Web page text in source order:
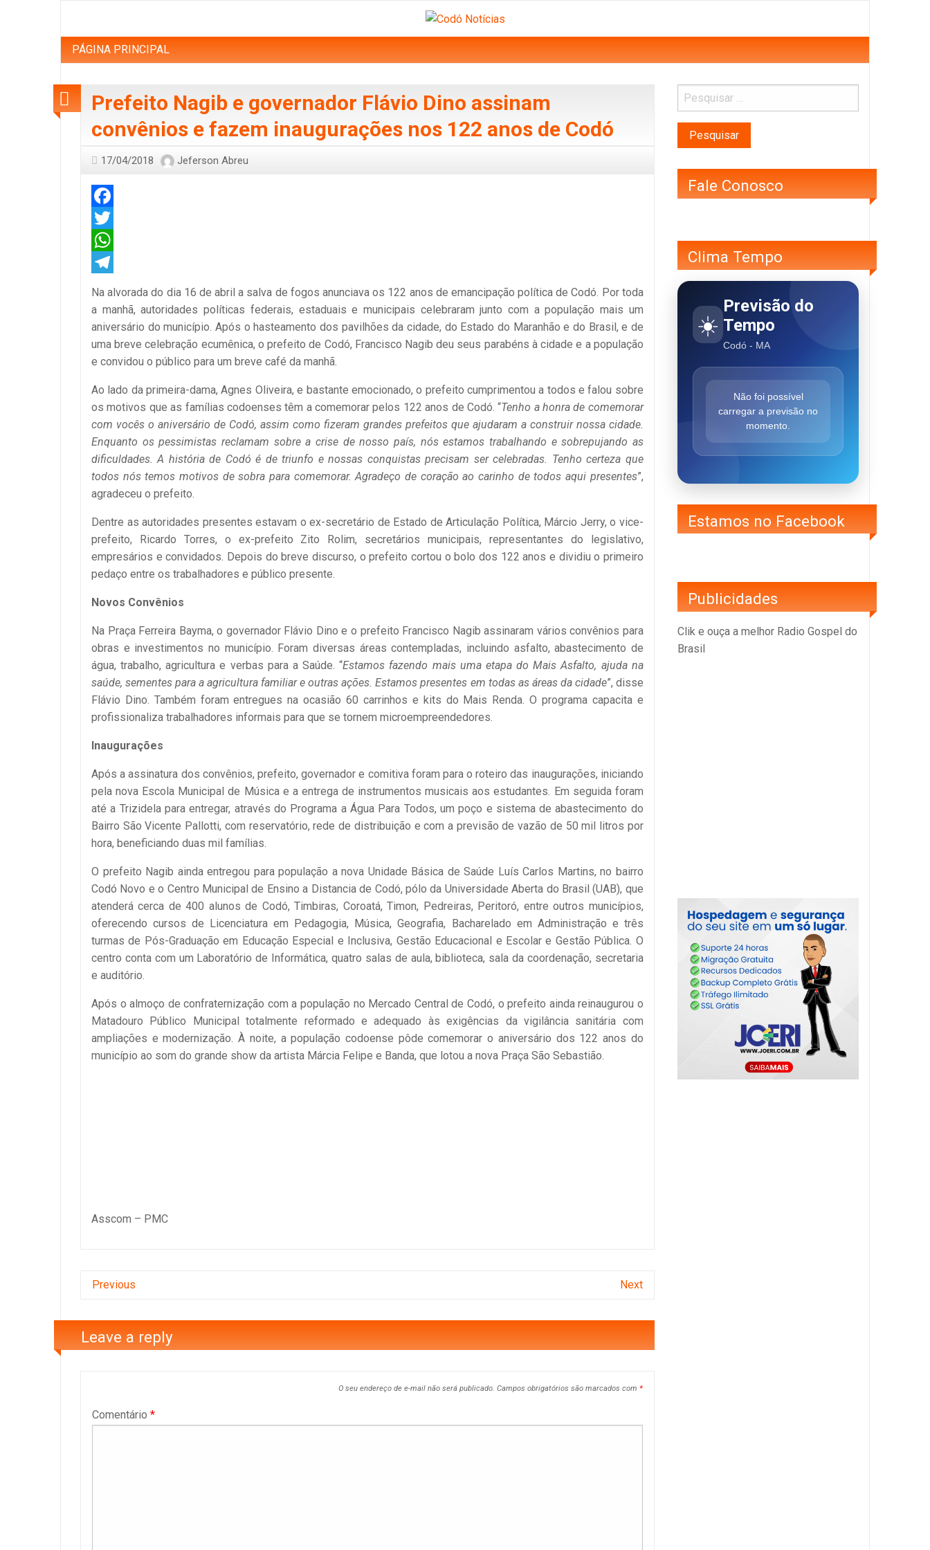
PÁGINA PRINCIPAL
Prefeito Nagib e governador Flávio Dino assinam
convênios e fazem inaugurações nos 122 anos de Codó
17/04/2018 Jeferson Abreu
Facebook
Twitter
WhatsApp
Na alvorada do dia 16 de abril a salva de fogos anunciava os 122 anos de emancipação política de Codó. Por toda
a manhã, autoridades políticas federais, estaduais e municipais celebraram junto com a população mais um
aniversário do município. Após o hasteamento dos pavilhões da cidade, do Estado do Maranhão e do Brasil, e de
uma breve celebração ecumênica, o prefeito de Codó, Francisco Nagib deu seus parabéns à cidade e a população
e convidou o público para um breve café da manhã.
Ao lado da primeira-dama, Agnes Oliveira, e bastante emocionado, o prefeito cumprimentou a todos e falou sobre
os motivos que as famílias codoenses têm a comemorar pelos 122 anos de Codó. “Tenho a honra de comemorar
com vocês o aniversário de Codó, assim como fizeram grandes prefeitos que ajudaram a construir nossa cidade.
Enquanto os pessimistas reclamam sobre a crise de nosso país, nós estamos trabalhando e sobrepujando as
dificuldades. A história de Codó é de triunfo e nossas conquistas precisam ser celebradas. Tenho certeza que
todos nós temos motivos de sobra para comemorar. Agradeço de coração ao carinho de todos aqui presentes”,
agradeceu o prefeito.
Dentre as autoridades presentes estavam o ex-secretário de Estado de Articulação Política, Márcio Jerry, o vice-
prefeito, Ricardo Torres, o ex-prefeito Zito Rolim, secretários municipais, representantes do legislativo,
empresários e convidados. Depois do breve discurso, o prefeito cortou o bolo dos 122 anos e dividiu o primeiro
pedaço entre os trabalhadores e público presente.
Novos Convênios
Na Praça Ferreira Bayma, o governador Flávio Dino e o prefeito Francisco Nagib assinaram vários convênios para
obras e investimentos no município. Foram diversas áreas contempladas, incluindo asfalto, abastecimento de
água, trabalho, agricultura e verbas para a Saúde. “Estamos fazendo mais uma etapa do Mais Asfalto, ajuda na
saúde, sementes para a agricultura familiar e outras ações. Estamos presentes em todas as áreas da cidade”, disse
Flávio Dino. Também foram entregues na ocasião 60 carrinhos e kits do Mais Renda. O programa capacita e
profissionaliza trabalhadores informais para que se tornem microempreendedores.
Inaugurações
Após a assinatura dos convênios, prefeito, governador e comitiva foram para o roteiro das inaugurações, iniciando
pela nova Escola Municipal de Música e a entrega de instrumentos musicais aos estudantes. Em seguida foram
até a Trizidela para entregar, através do Programa a Água Para Todos, um poço e sistema de abastecimento do
Bairro São Vicente Pallotti, com reservatório, rede de distribuição e com a previsão de vazão de 50 mil litros por
hora, beneficiando duas mil famílias.
O prefeito Nagib ainda entregou para população a nova Unidade Básica de Saúde Luís Carlos Martins, no bairro
Codó Novo e o Centro Municipal de Ensino a Distancia de Codó, pólo da Universidade Aberta do Brasil (UAB), que
atenderá cerca de 400 alunos de Codó, Timbiras, Coroatá, Timon, Pedreiras, Peritoró, entre outros municípios,
oferecendo cursos de Licenciatura em Pedagogia, Música, Geografia, Bacharelado em Administração e três
turmas de Pós-Graduação em Educação Especial e Inclusiva, Gestão Educacional e Escolar e Gestão Pública. O
centro conta com um Laboratório de Informática, quatro salas de aula, biblioteca, sala da coordenação, secretaria
e auditório.
Após o almoço de confraternização com a população no Mercado Central de Codó, o prefeito ainda reinaugurou o
Matadouro Público Municipal totalmente reformado e adequado às exigências da vigilância sanitária com
ampliações e modernização. À noite, a população codoense pôde comemorar o aniversário dos 122 anos do
município ao som do grande show da artista Márcia Felipe e Banda, que lotou a nova Praça São Sebastião.
Asscom – PMC
Previous Next
Leave a reply
O seu endereço de e-mail não será publicado. Campos obrigatórios são marcados com *
Comentário *
Fale Conosco
Clima Tempo
☀️
Previsão do
Tempo
Codó - MA
Não foi possível
carregar a previsão no
momento.
Estamos no Facebook
Publicidades
Clik e ouça a melhor Radio Gospel do
Brasil